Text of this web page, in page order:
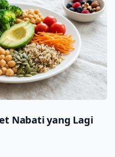
Nabati yang Lagi